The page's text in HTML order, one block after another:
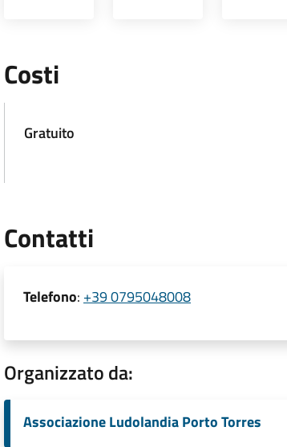
Costi
Gratuito
Contatti
Telefono: +39 0795048008
Organizzato da:
Associazione Ludolandia Porto Torres